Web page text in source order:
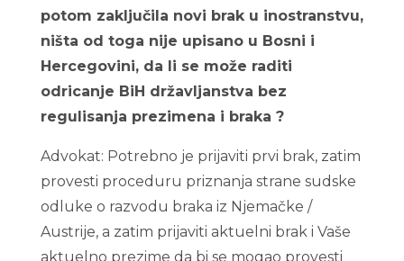
potom zaključila novi brak u inostranstvu,
ništa od toga nije upisano u Bosni i
Hercegovini, da li se može raditi
odricanje BiH državljanstva bez
regulisanja prezimena i braka ?
Advokat: Potrebno je prijaviti prvi brak, zatim
provesti proceduru priznanja strane sudske
odluke o razvodu braka iz Njemačke /
Austrije, a zatim prijaviti aktuelni brak i Vaše
aktuelno prezime da bi se mogao provesti